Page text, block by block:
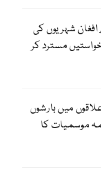
شہریوں کی
مسترد کر
میں بارشوں
موسمیات کا